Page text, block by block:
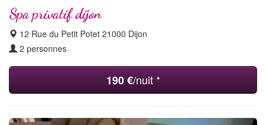
Spa privatif dijon
12 Rue du Petit Potet 21000 Dijon
2 personnes
190 €/nuit *